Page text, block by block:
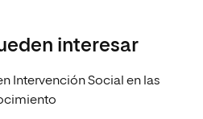
interesar
Intervención Social en las